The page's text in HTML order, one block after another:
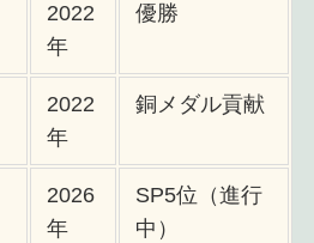
2022
年
優勝
2022
年
銅メダル貢献
2026
年
SP5位（進行
中）